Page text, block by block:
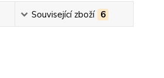
Související zboží 6